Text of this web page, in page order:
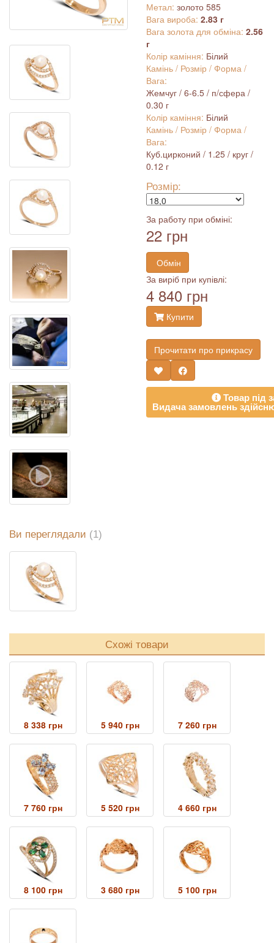
Метал: золото 585
Вага вироба: 2.83 г
Вага золота для обміна: 2.56
г
Колір каміння: Білий
Камінь / Розмір / Форма /
Вага:
Жемчуг / 6-6.5 / п/сфера /
0.30 г
Колір каміння: Білий
Камінь / Розмір / Форма /
Вага:
Куб.цирконий / 1.25 / круг /
0.12 г
Розмір:
За работу при обміні:
22 грн
Обмін
За виріб при купівлі:
4 840 грн
Купити
Прочитати про прикрасу
Товар під
Видача замовлень
Ви переглядали (1)
Схожі товари
8 338 грн 5 940 грн 7 260 грн
7 760 грн 5 520 грн 4 660 грн
8 100 грн 3 680 грн 5 100 грн